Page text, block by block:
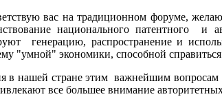
вас на традиционном форуме, желаю
национального патентного и
генерацию, распространение и
"умной" экономики, способной
в нашей стране этим важнейшим вопросам
все большее внимание